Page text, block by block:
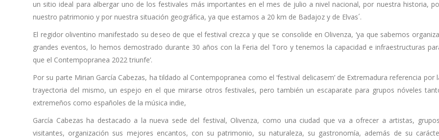
un sitio ideal para albergar uno de los festivales más importantes en el mes de julio a nivel nacional, por nuestra historia,
nuestro patrimonio y por nuestra situación geográfica, ya que estamos a 20 km de Badajoz y de Elvas´.
El regidor oliventino manifestado su deseo de que el festival crezca y que se consolide en Olivenza, ‘ya que sabemos
grandes eventos, lo hemos demostrado durante 30 años con la Feria del Toro y tenemos la capacidad e infraestructuras
que el Contempopranea 2022 triunfe’.
Por su parte Mirian García Cabezas, ha tildado al Contempopranea como el ‘festival delicasem’ de Extremadura referencia por
trayectoria del mismo, un espejo en el que mirarse otros festivales, pero también un escaparate para grupos nóveles
extremeños como españoles de la música indie,
García Cabezas ha destacado a la nueva sede del festival, Olivenza, como una ciudad que va a ofrecer a artistas,
visitantes, organización sus mejores encantos, con su patrimonio, su naturaleza, su gastronomía, además de su